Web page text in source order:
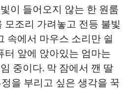
이 들어오지 않는 한 원룸
모조리 가려놓고 전등 불빛
속에서 마우스 소리만 쉴
터 앞에 앉아있는 엄마는
중이다. 막 잠에서 깬 딸
을 부리고 싶은 생각을 꾹